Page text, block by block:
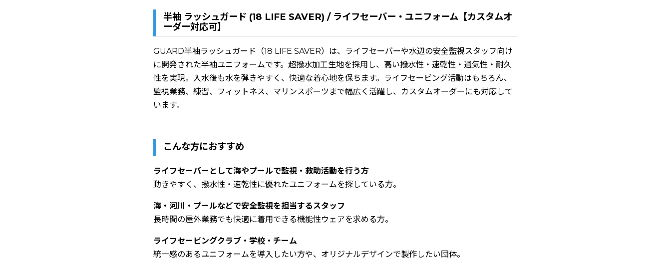
半袖 ラッシュガード (18 LIFE SAVER) / ライフセーバー・ユニフォーム【カスタムオ
ーダー対応可】
GUARD半袖ラッシュガード（18 LIFE SAVER）は、ライフセーバーや水辺の安全監視スタッフ向け
に開発された半袖ユニフォームです。超撥水加工生地を採用し、高い撥水性・速乾性・通気性・耐久
性を実現。入水後も水を弾きやすく、快適な着心地を保ちます。ライフセービング活動はもちろん、
監視業務、練習、フィットネス、マリンスポーツまで幅広く活躍し、カスタムオーダーにも対応して
います。
こんな方におすすめ
ライフセーバーとして海やプールで監視・救助活動を行う方
動きやすく、撥水性・速乾性に優れたユニフォームを探している方。
海・河川・プールなどで安全監視を担当するスタッフ
長時間の屋外業務でも快適に着用できる機能性ウェアを求める方。
ライフセービングクラブ・学校・チーム
統一感のあるユニフォームを導入したい方や、オリジナルデザインで製作したい団体。